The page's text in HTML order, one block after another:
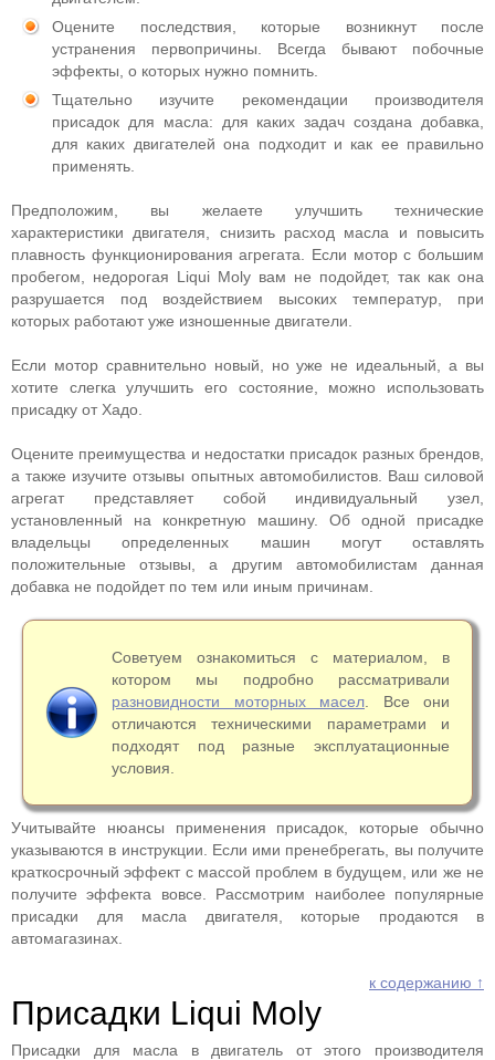
Оцените последствия, которые возникнут после
устранения первопричины. Всегда бывают побочные
эффекты, о которых нужно помнить.
Тщательно изучите рекомендации производителя
присадок для масла: для каких задач создана добавка,
для каких двигателей она подходит и как ее правильно
применять.
Предположим, вы желаете улучшить технические
характеристики двигателя, снизить расход масла и повысить
плавность функционирования агрегата. Если мотор с большим
пробегом, недорогая Liqui Moly вам не подойдет, так как она
разрушается под воздействием высоких температур, при
которых работают уже изношенные двигатели.
Если мотор сравнительно новый, но уже не идеальный, а вы
хотите слегка улучшить его состояние, можно использовать
присадку от Хадо.
Оцените преимущества и недостатки присадок разных брендов,
а также изучите отзывы опытных автомобилистов. Ваш силовой
агрегат представляет собой индивидуальный узел,
установленный на конкретную машину. Об одной присадке
владельцы определенных машин могут оставлять
положительные отзывы, а другим автомобилистам данная
добавка не подойдет по тем или иным причинам.
Советуем ознакомиться с материалом, в
котором мы подробно рассматривали
разновидности моторных масел . Все они
отличаются техническими параметрами и
подходят под разные эксплуатационные
условия.
Учитывайте нюансы применения присадок, которые обычно
указываются в инструкции. Если ими пренебрегать, вы получите
краткосрочный эффект с массой проблем в будущем, или же не
получите эффекта вовсе. Рассмотрим наиболее популярные
присадки для масла двигателя, которые продаются в
автомагазинах.
к содержанию ↑
Присадки Liqui Moly
Присадки для масла в двигатель от этого производителя